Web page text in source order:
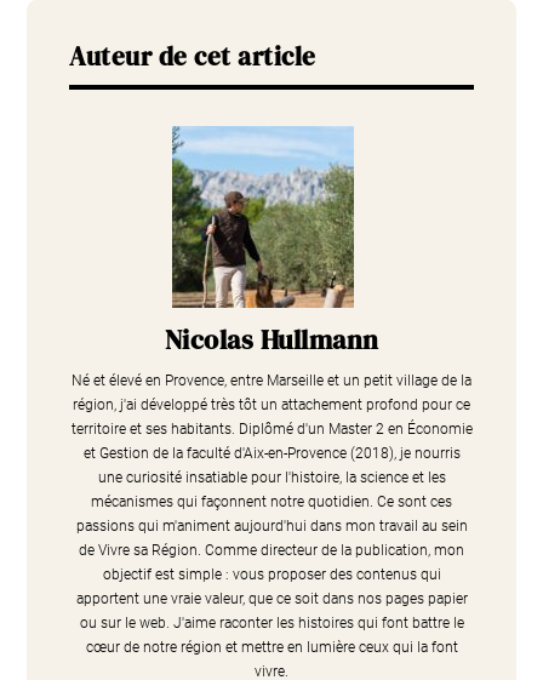
Auteur de cet article
Nicolas Hullmann
Né et élevé en Provence, entre Marseille et un petit village de la
région, j'ai développé très tôt un attachement profond pour ce
territoire et ses habitants. Diplômé d'un Master 2 en Économie
et Gestion de la faculté d'Aix-en-Provence (2018), je nourris
une curiosité insatiable pour l'histoire, la science et les
mécanismes qui façonnent notre quotidien. Ce sont ces
passions qui m'animent aujourd'hui dans mon travail au sein
de Vivre sa Région. Comme directeur de la publication, mon
objectif est simple : vous proposer des contenus qui
apportent une vraie valeur, que ce soit dans nos pages papier
ou sur le web. J'aime raconter les histoires qui font battre le
cœur de notre région et mettre en lumière ceux qui la font
vivre.